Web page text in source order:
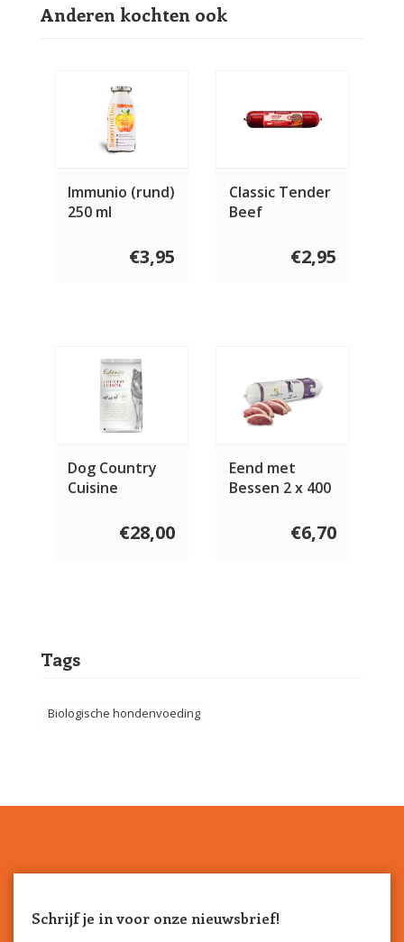
Anderen kochten ook
Immunio (rund)
250 ml
€3,95
Classic Tender
Beef
€2,95
Dog Country
Cuisine
€28,00
Eend met
Bessen 2 x 400
€6,70
Tags
Biologische hondenvoeding
Schrijf je in voor onze nieuwsbrief!